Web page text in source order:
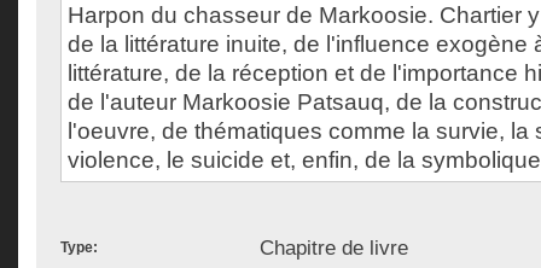
Harpon du chasseur de Markoosie. Chartier
de la littérature inuite, de l'influence exogène
littérature, de la réception et de l'importance
de l'auteur Markoosie Patsauq, de la
l'oeuvre, de thématiques comme la survie, la
violence, le suicide et, enfin, de la
Type: Chapitre de livre